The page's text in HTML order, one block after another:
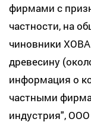
фирмами с
частности, на
чиновники
древесину
информация о
частными
индустрия",